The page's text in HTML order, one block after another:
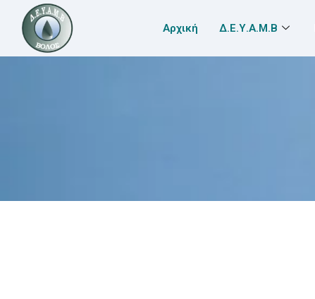
Αρχική Δ.Ε.Υ.Α.Μ.Β